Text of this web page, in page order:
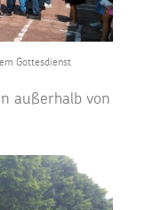
Gottesdienst
außerhalb von